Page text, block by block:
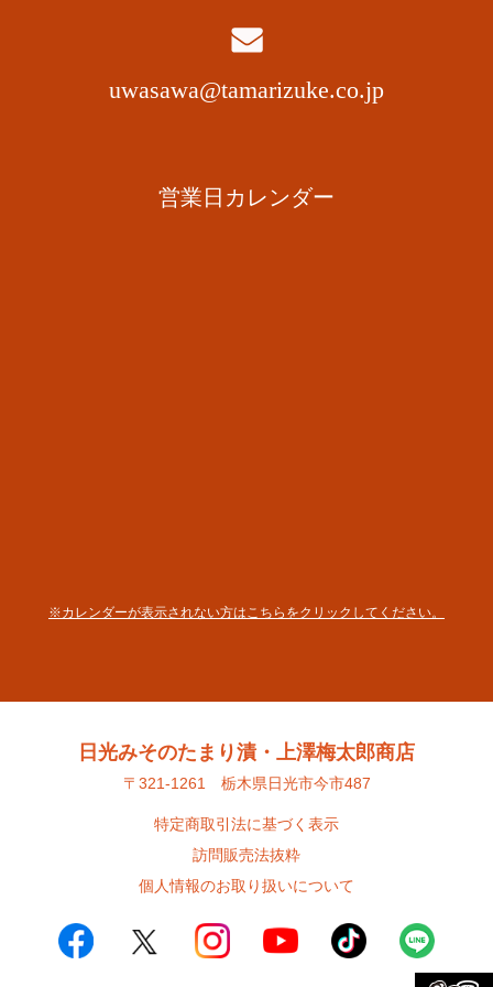
uwasawa@tamarizuke.co.jp
営業日カレンダー
※カレンダーが表示されない方はこちらをクリックしてください。
日光みそのたまり漬・上澤梅太郎商店
〒321-1261 栃木県日光市今市487
特定商取引法に基づく表示
訪問販売法抜粋
個人情報のお取り扱いについて